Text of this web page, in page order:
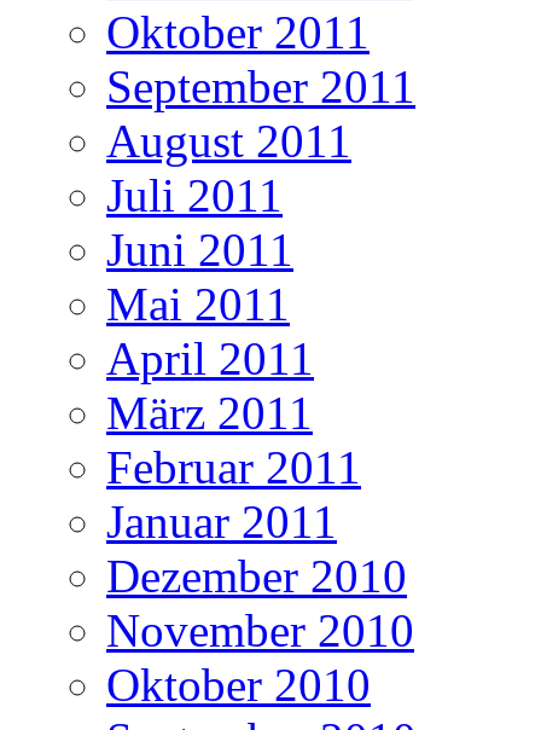
Oktober 2011
September 2011
August 2011
Juli 2011
Juni 2011
Mai 2011
April 2011
März 2011
Februar 2011
Januar 2011
Dezember 2010
November 2010
Oktober 2010